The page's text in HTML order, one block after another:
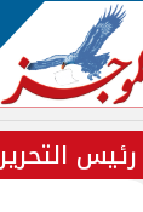
رئيس التحرير